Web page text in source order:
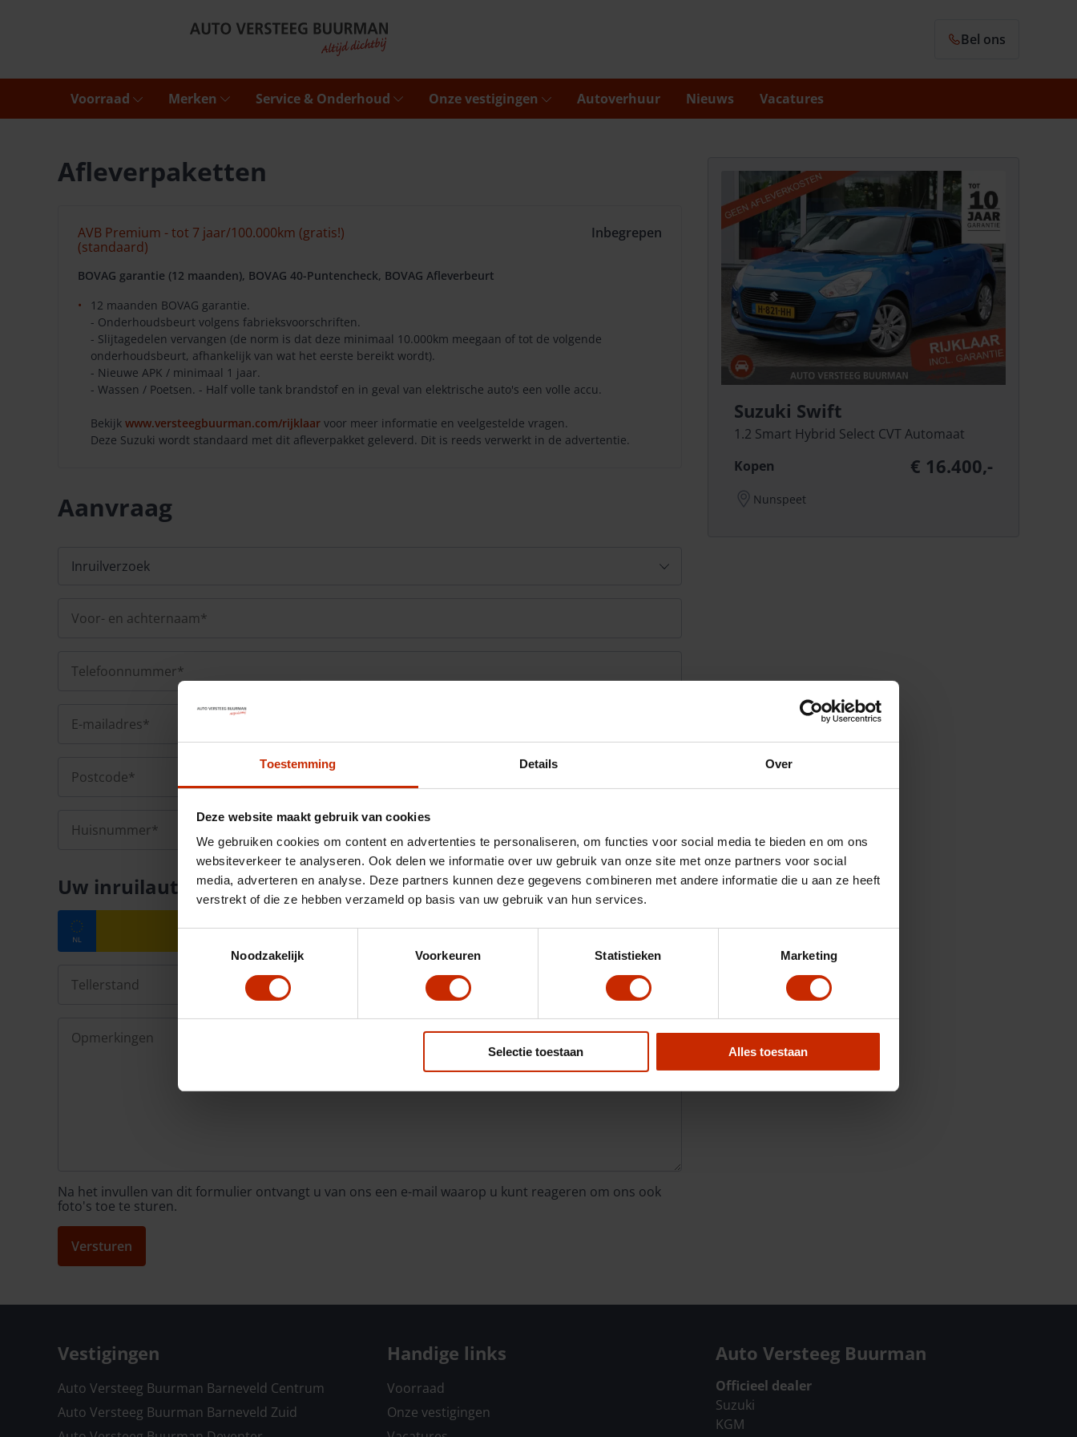
Toestemming Details Over
Deze website maakt gebruik van cookies
We gebruiken cookies om content en advertenties te personaliseren, om functies voor social media te bieden en om ons
websiteverkeer te analyseren. Ook delen we informatie over uw gebruik van onze site met onze partners voor social
media, adverteren en analyse. Deze partners kunnen deze gegevens combineren met andere informatie die u aan ze heeft
verstrekt of die ze hebben verzameld op basis van uw gebruik van hun services.
Noodzakelijk
Voorkeuren Statistieken Marketing
Selectie toestaan Alles toestaan
Bel ons
Voorraad Merken Service & Onderhoud Onze vestigingen Autoverhuur Nieuws Vacatures
Afleverpaketten
AVB Premium - tot 7 jaar/100.000km (gratis!)
(standaard)
Inbegrepen
BOVAG garantie (12 maanden), BOVAG 40-Puntencheck, BOVAG Afleverbeurt
12 maanden BOVAG garantie.
- Onderhoudsbeurt volgens fabrieksvoorschriften.
- Slijtagedelen vervangen (de norm is dat deze minimaal 10.000km meegaan of tot de volgende
onderhoudsbeurt, afhankelijk van wat het eerste bereikt wordt).
- Nieuwe APK / minimaal 1 jaar.
- Wassen / Poetsen. - Half volle tank brandstof en in geval van elektrische auto's een volle accu.
Bekijk www.versteegbuurman.com/rijklaar voor meer informatie en veelgestelde vragen.
Deze Suzuki wordt standaard met dit afleverpakket geleverd. Dit is reeds verwerkt in de advertentie.
Aanvraag
Uw inruilauto
Na het invullen van dit formulier ontvangt u van ons een e-mail waarop u kunt reageren om ons ook
foto's toe te sturen.
Versturen
Suzuki Swift
1.2 Smart Hybrid Select CVT Automaat
Kopen
€ 16.400,-
Nunspeet
Vestigingen
Auto Versteeg Buurman Barneveld Centrum
Auto Versteeg Buurman Barneveld Zuid
Handige links
Voorraad
Onze vestigingen
Auto Versteeg Buurman
Officieel dealer
Suzuki
KGM